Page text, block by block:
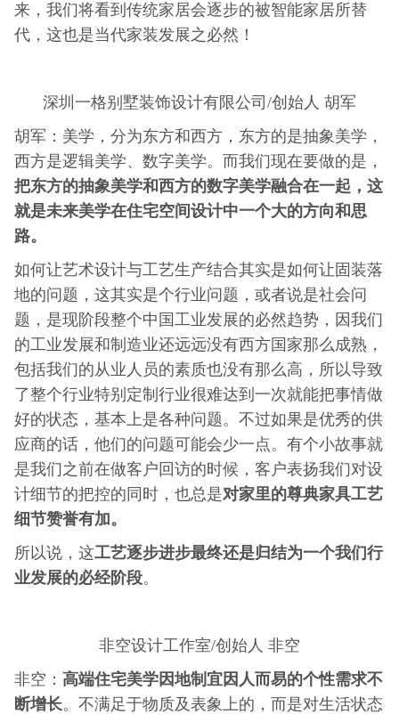
来，我们将看到传统家居会逐步的被智能家居所替
代，这也是当代家装发展之必然！
深圳一格别墅装饰设计有限公司/创始人 胡军
胡军：美学，分为东方和西方，东方的是抽象美学，
西方是逻辑美学、数字美学。而我们现在要做的是，
把东方的抽象美学和西方的数字美学融合在一起，这
就是未来美学在住宅空间设计中一个大的方向和思
路。
如何让艺术设计与工艺生产结合其实是如何让固装落
地的问题，这其实是个行业问题，或者说是社会问
题，是现阶段整个中国工业发展的必然趋势，因我们
的工业发展和制造业还远远没有西方国家那么成熟，
包括我们的从业人员的素质也没有那么高，所以导致
了整个行业特别定制行业很难达到一次就能把事情做
好的状态，基本上是各种问题。不过如果是优秀的供
应商的话，他们的问题可能会少一点。有个小故事就
是我们之前在做客户回访的时候，客户表扬我们对设
计细节的把控的同时，也总是对家里的尊典家具工艺
细节赞誉有加。
所以说，这工艺逐步进步最终还是归结为一个我们行
业发展的必经阶段。
非空设计工作室/创始人 非空
非空： 高端住宅美学因地制宜因人而易的个性需求不
断增长。不满足于物质及表象上的，而是对生活状态